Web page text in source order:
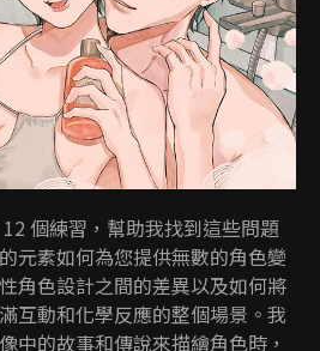
個練習，幫助我找到這些問題
元素如何為您提供無數的角色變
角色設計之間的差異以及如何將
互動和化學反應的整個場景。我
中的故事和傳說來描繪角色時，